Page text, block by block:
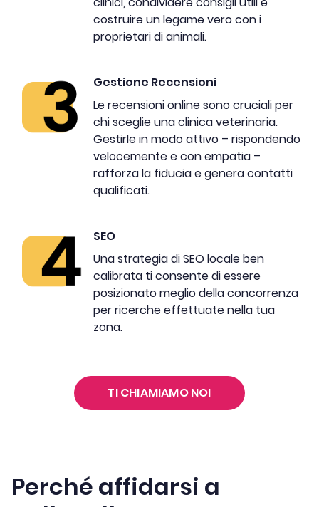
costruire un legame vero con i
proprietari di animali.
Gestione Recensioni
Le recensioni online sono cruciali per
chi sceglie una clinica veterinaria.
Gestirle in modo attivo – rispondendo
velocemente e con empatia –
rafforza la fiducia e genera contatti
qualificati.
SEO
Una strategia di SEO locale ben
calibrata ti consente di essere
posizionato meglio della concorrenza
per ricerche effettuate nella tua
zona.
TI CHIAMIAMO NOI
Perché affidarsi a